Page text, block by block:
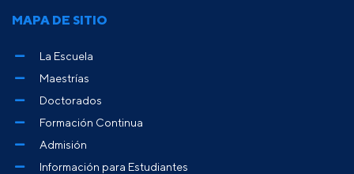
MAPA DE SITIO
La Escuela
Maestrías
Doctorados
Formación Continua
Admisión
Información para Estudiantes